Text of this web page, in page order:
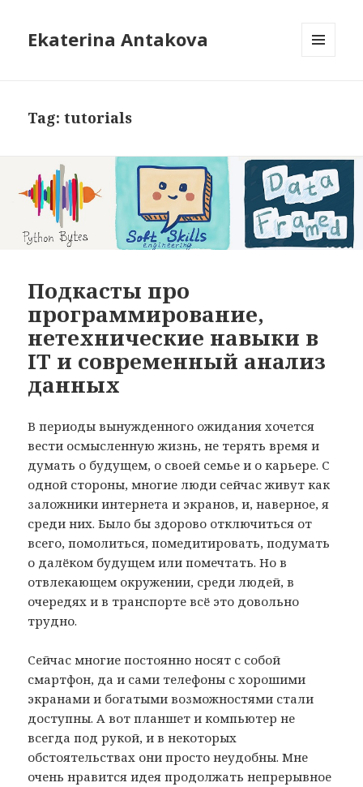
Ekaterina Antakova
Tag: tutorials
Подкасты про
программирование,
нетехнические навыки в
IT и современный анализ
данных
В периоды вынужденного ожидания хочется
вести осмысленную жизнь, не терять время и
думать о будущем, о своей семье и о карьере. С
одной стороны, многие люди сейчас живут как
заложники интернета и экранов, и, наверное, я
среди них. Было бы здорово отключиться от
всего, помолиться, помедитировать, подумать
о далёком будущем или помечтать. Но в
отвлекающем окружении, среди людей, в
очередях и в транспорте всё это довольно
трудно.
Сейчас многие постоянно носят с собой
смартфон, да и сами телефоны с хорошими
экранами и богатыми возможностями стали
доступны. А вот планшет и компьютер не
всегда под рукой, и в некоторых
обстоятельствах они просто неудобны. Мне
очень нравится идея продолжать непрерывное